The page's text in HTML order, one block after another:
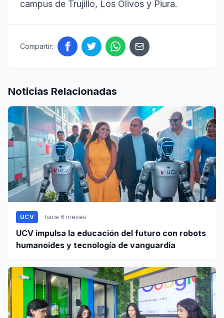
campus de Trujillo, Los Olivos y Piura.
Compartir:
Noticias Relacionadas
UCV hace 6 meses
UCV impulsa la educación del futuro con robots
humanoides y tecnología de vanguardia